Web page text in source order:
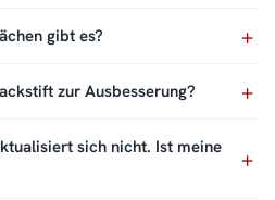
gibt es?
zur Ausbesserung?
sich nicht. Ist meine